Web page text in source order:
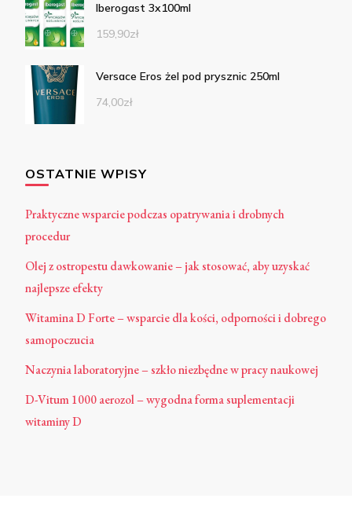
Iberogast 3x100ml
159,90zł
Versace Eros żel pod prysznic 250ml
74,00zł
OSTATNIE WPISY
Praktyczne wsparcie podczas opatrywania i drobnych
procedur
Olej z ostropestu dawkowanie – jak stosować, aby uzyskać
najlepsze efekty
Witamina D Forte – wsparcie dla kości, odporności i dobrego
samopoczucia
Naczynia laboratoryjne – szkło niezbędne w pracy naukowej
D-Vitum 1000 aerozol – wygodna forma suplementacji
witaminy D